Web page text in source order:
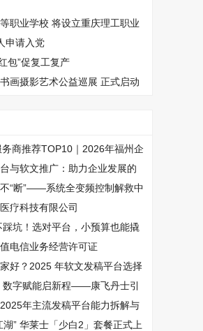
职业学校 将设立重庆理工职业
申请入党
包”促复工复产
书画摄影艺术公益巡展 正式启动
商推荐TOP10｜2026年福州企
南
与软文推广：助力企业发展的
“断”——系统全变频控制解救中
疗科技有限公司
坑！选对平台，小预算也能撬
电信业务经营许可证
好？2025 年软文发稿平台选择
数字赋能启新程——康飞丹士引
年主流发稿平台能力拆解与
湖” 华莱士「少白2」套餐正式上